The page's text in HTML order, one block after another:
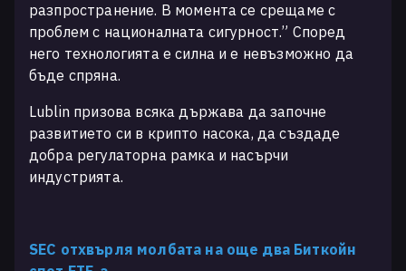
разпространение. В момента се срещаме с
проблем с националната сигурност.” Според
него технологията е силна и е невъзможно да
бъде спряна.
Lublin призова всяка държава да започне
развитието си в крипто насока, да създаде
добра регулаторна рамка и насърчи
индустрията.
SEC отхвърля молбата на още два Биткойн